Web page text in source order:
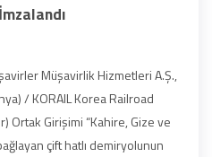
Müşavirlik Hizmetleri A.Ş.,
/ KORAIL Korea Railroad
Ortak Girişimi “Kahire, Gize ve
çift hatlı demiryolunun